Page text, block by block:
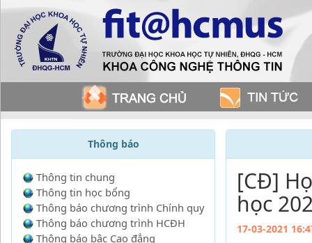
Thông báo
Thông tin chung
Thông tin học bổng
Thông báo chương trình Chính quy
Thông báo chương trình HCĐH
Thông báo bậc Cao đẳng
[CĐ]
học
17-03-2021